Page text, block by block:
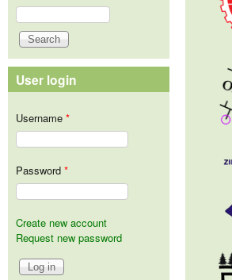
Search form
Search
User login
Username *
Password *
Create new account
Request new password